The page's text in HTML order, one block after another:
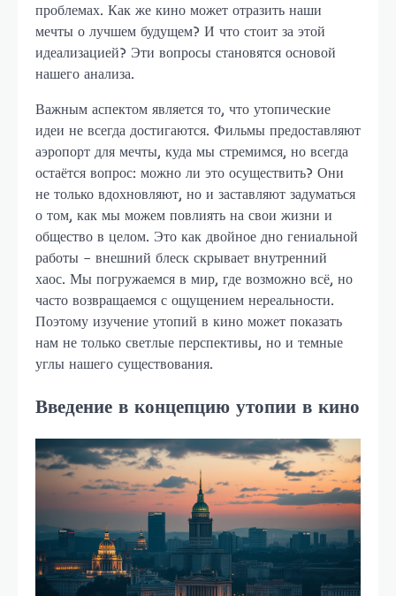
проблемах. Как же кино может отразить наши
мечты о лучшем будущем? И что стоит за этой
идеализацией? Эти вопросы становятся основой
нашего анализа.
Важным аспектом является то, что утопические
идеи не всегда достигаются. Фильмы предоставляют
аэропорт для мечты, куда мы стремимся, но всегда
остаётся вопрос: можно ли это осуществить? Они
не только вдохновляют, но и заставляют задуматься
о том, как мы можем повлиять на свои жизни и
общество в целом. Это как двойное дно гениальной
работы – внешний блеск скрывает внутренний
хаос. Мы погружаемся в мир, где возможно всё, но
часто возвращаемся с ощущением нереальности.
Поэтому изучение утопий в кино может показать
нам не только светлые перспективы, но и темные
углы нашего существования.
Введение в концепцию утопии в кино